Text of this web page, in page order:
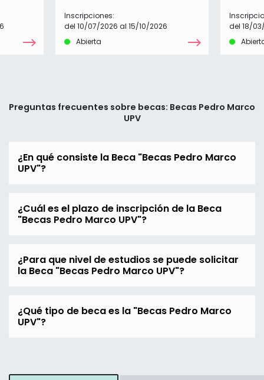
Inscripciones:
del 10/07/2026 al 15/10/2026
Abierta
del 18/
Preguntas frecuentes sobre becas: Becas Pedro Marco
UPV
¿En qué consiste la Beca "Becas Pedro Marco
UPV"?
¿Cuál es el plazo de inscripción de la Beca
"Becas Pedro Marco UPV"?
¿Para que nivel de estudios se puede solicitar
la Beca "Becas Pedro Marco UPV"?
¿Qué tipo de beca es la "Becas Pedro Marco
UPV"?